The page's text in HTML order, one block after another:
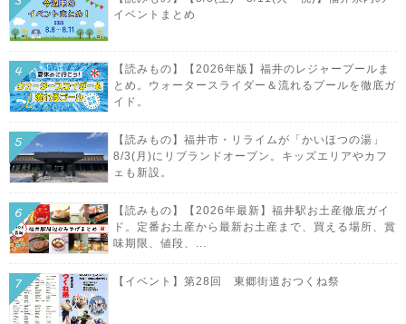
イベントまとめ
【読みもの】【2026年版】福井のレジャープールま
とめ。ウォータースライダー＆流れるプールを徹底ガ
イド。
【読みもの】福井市・リライムが「かいほつの湯」
8/3(月)にリブランドオープン。キッズエリアやカフ
ェも新設。
【読みもの】【2026年最新】福井駅お土産徹底ガイ
ド。定番お土産から最新お土産まで、買える場所、賞
味期限、値段、...
【イベント】第28回 東郷街道おつくね祭